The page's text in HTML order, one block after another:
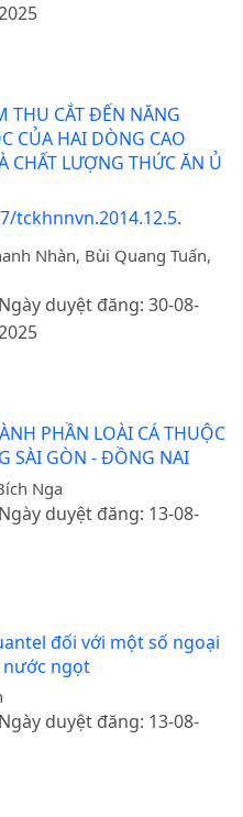
THU CẮT ĐẾN NĂNG
CỦA HAI DÒNG CAO
CHẤT LƯỢNG THỨC ĂN Ủ
tckhnnvn.2014.12.5.
Nhàn, Bùi Quang Tuấn,
duyệt đăng: 30-08-
PHẦN LOÀI CÁ THUỘC
SÀI GÒN - ĐỒNG NAI
Nga
duyệt đăng: 13-08-
đối với một số ngoại
nước ngọt
duyệt đăng: 13-08-